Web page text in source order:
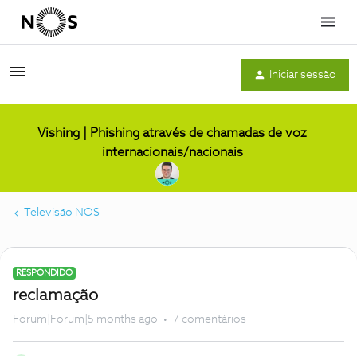
Menu
Iniciar sessão
Vishing | Phishing através de chamadas de voz
internacionais/nacionais
Televisão NOS
RESPONDIDO
reclamação
Forum|Forum|5 months ago 7 comentários